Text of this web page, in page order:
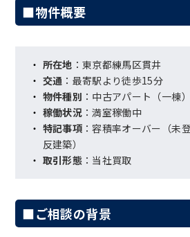
■物件概要
所在地 ：東京都練馬区貫井
交通 ：最寄駅より徒歩15分
物件種別 ：中古アパート（一棟）
稼働状況 ：満室稼働中
特記事項 ：容積率オーバー（未
反建築）
取引形態 ：当社買取
■ご相談の背景